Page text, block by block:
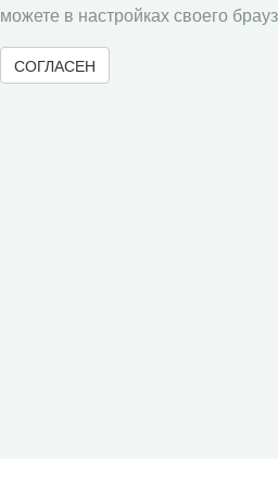
можете в настройках своего
СОГЛАСЕН